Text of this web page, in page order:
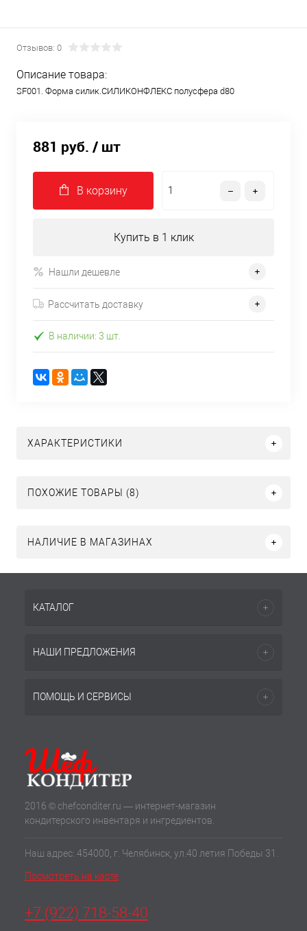
Отзывов: 0
Описание товара:
SF001. Форма силик.СИЛИКОНФЛЕКС полусфера d80
881 руб. / шт
В корзину
Купить в 1 клик
Нашли дешевле
Рассчитать доставку
В наличии: 3 шт.
ХАРАКТЕРИСТИКИ
ПОХОЖИЕ ТОВАРЫ (8)
НАЛИЧИЕ В МАГАЗИНАХ
КАТАЛОГ
НАШИ ПРЕДЛОЖЕНИЯ
ПОМОЩЬ И СЕРВИСЫ
2016 © chefconditer.ru — интернет-магазин
кондитерского инвентаря и ингредиентов.
Наш адрес: 454000, г. Челябинск, ул.40 летия Победы 31.
Посмотреть на карте
+7 (922) 718-58-40